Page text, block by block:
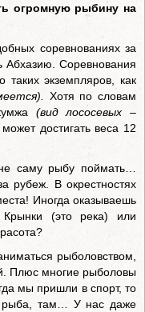
огромную рыбину на
соревнованиях за
Абхазию. Соревнования
экземпляров, как
Хотя по словам
(вид лососевых –
достигать веса 12
саму рыбу поймать…
рубеж. В окрестностях
Иногда оказываешь
(это река) или
рыболовством,
Плюс многие рыболовы
мы пришли в спорт, то
рыба, там… У нас даже